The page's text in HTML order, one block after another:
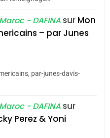
– Vanessa
Stauber
génocide, je dis
La nouvelle
- DAFINA sur Mon
– par Junes
par-junes-davis-
- DAFINA sur
Perez & Yoni
la plus
contre